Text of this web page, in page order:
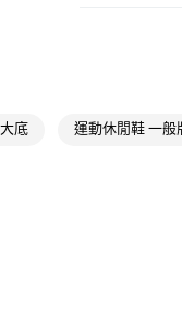
最新活動 爸
底 運動休閒鞋 一般